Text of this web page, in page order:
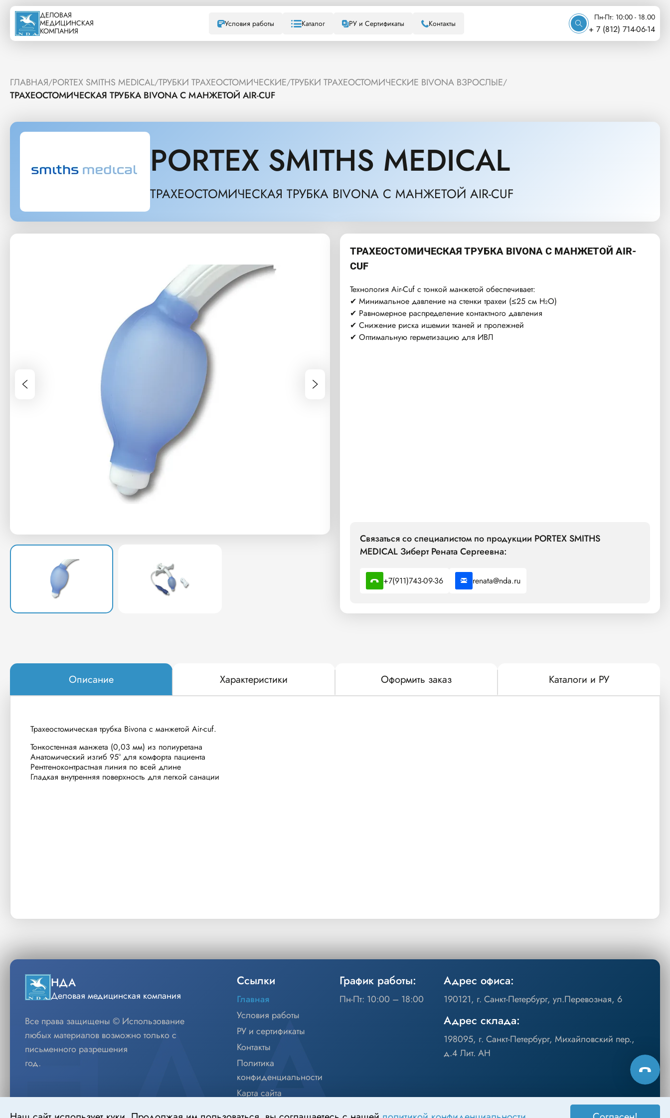
ДЕЛОВАЯ
МЕДИЦИНСКАЯ
КОМПАНИЯ
Условия работы Каталог РУ и Сертификаты Контакты
Пн-Пт: 10:00 - 18.00
+ 7 (812) 714-06-14
ГЛАВНАЯ/PORTEX SMITHS MEDICAL/ТРУБКИ ТРАХЕОСТОМИЧЕСКИЕ/ТРУБКИ ТРАХЕОСТОМИЧЕСКИЕ BIVONA ВЗРОСЛЫЕ/
ТРАХЕОСТОМИЧЕСКАЯ ТРУБКА BIVONA С МАНЖЕТОЙ AIR-CUF
PORTEX SMITHS MEDICAL
ТРАХЕОСТОМИЧЕСКАЯ ТРУБКА BIVONA С МАНЖЕТОЙ AIR-CUF
ТРАХЕОСТОМИЧЕСКАЯ ТРУБКА BIVONA С МАНЖЕТОЙ AIR-
CUF
Технология Air-Cuf с тонкой манжетой обеспечивает:
✔ Минимальное давление на стенки трахеи (≤25 см H₂O)
✔ Равномерное распределение контактного давления
✔ Снижение риска ишемии тканей и пролежней
✔ Оптимальную герметизацию для ИВЛ
Связаться со специалистом по продукции PORTEX SMITHS
MEDICAL Зиберт Рената Сергеевна:
+7(911)743-09-36 renata@nda.ru
Описание Характеристики Оформить заказ Каталоги и РУ
Трахеостомическая трубка Bivona с манжетой Air-cuf.
Тонкостенная манжета (0,03 мм) из полиуретана
Анатомический изгиб 95° для комфорта пациента
Рентгеноконтрастная линия по всей длине
Гладкая внутренняя поверхность для легкой санации
НДА
Деловая медицинская компания
Все права защищены © Использование
любых материалов возможно только с
письменного разрешения
год.
Ссылки
Главная
Условия работы
РУ и сертификаты
Контакты
Политика
конфиденциальности
Карта сайта
График работы:
Пн-Пт: 10:00 – 18:00
Адрес офиса:
190121, г. Санкт-Петербург, ул.Перевозная, 6
Адрес склада:
198095, г. Санкт-Петербург, Михайловский пер.,
д.4 Лит. АН